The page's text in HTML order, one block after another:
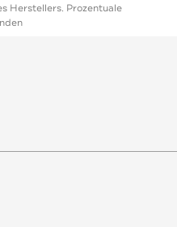
Herstellers. Prozentuale